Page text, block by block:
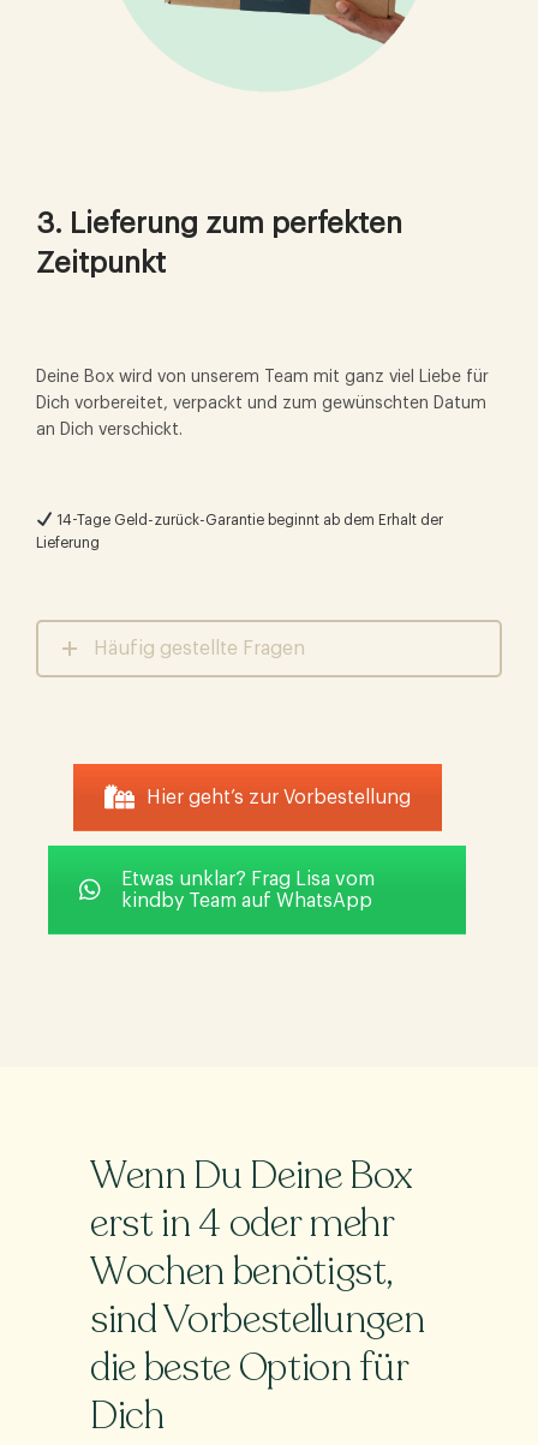
3. Lieferung zum perfekten
Zeitpunkt
Deine Box wird von unserem Team mit ganz viel Liebe für
Dich vorbereitet, verpackt und zum gewünschten Datum
an Dich verschickt.
14-Tage Geld-zurück-Garantie beginnt ab dem Erhalt der
Lieferung
Häufig gestellte Fragen
Hier geht’s zur Vorbestellung
Etwas unklar? Frag Lisa vom
kindby Team auf WhatsApp
Wenn Du Deine Box
erst in 4 oder mehr
Wochen benötigst,
sind Vorbestellungen
die beste Option für
Dich